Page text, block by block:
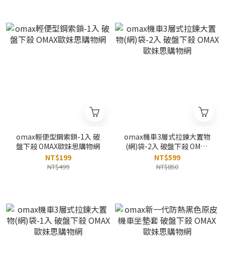
omax輕便型鋼索鎖-1入 破
盤下殺 OMAX歐妹思購物網
NT$199
NT$499
omax機車3層式拉鍊大置物
(網)袋-2入 破盤下殺 OMAX
歐妹思購物網
NT$599
NT$850